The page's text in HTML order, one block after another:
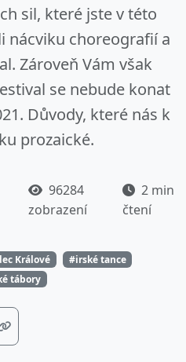
sil, které jste v této
nácviku choreografií a
Zároveň Vám však
se nebude konat
Důvody, které nás k
prozaické.
96284
zobrazení
2 min
čtení
Králové
#irské tance
tábory